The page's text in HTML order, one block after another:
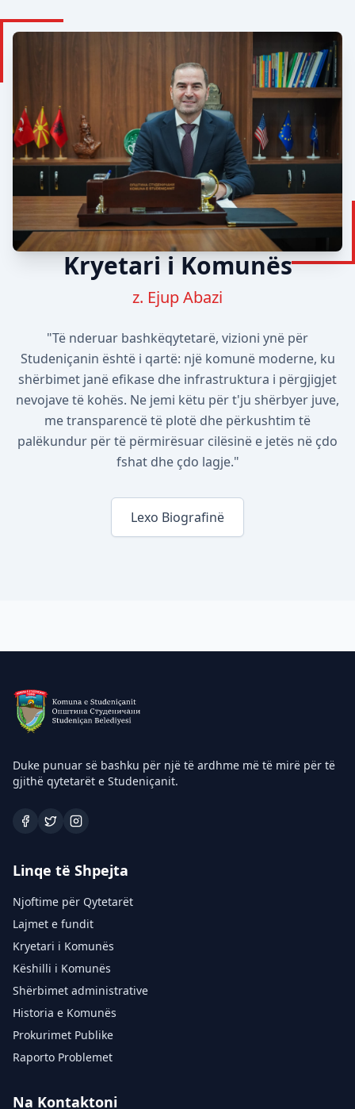
Kryetari i Komunës
z. Ejup Abazi
"Të nderuar bashkëqytetarë, vizioni ynë për
Studeniçanin është i qartë: një komunë moderne, ku
shërbimet janë efikase dhe infrastruktura i përgjigjet
nevojave të kohës. Ne jemi këtu për t'ju shërbyer juve,
me transparencë të plotë dhe përkushtim të
palëkundur për të përmirësuar cilësinë e jetës në çdo
fshat dhe çdo lagje."
Lexo Biografinë
Duke punuar së bashku për një të ardhme më të mirë për të
gjithë qytetarët e Studeniçanit.
Linqe të Shpejta
Njoftime për Qytetarët
Lajmet e fundit
Kryetari i Komunës
Këshilli i Komunës
Shërbimet administrative
Historia e Komunës
Prokurimet Publike
Raporto Problemet
Na Kontaktoni